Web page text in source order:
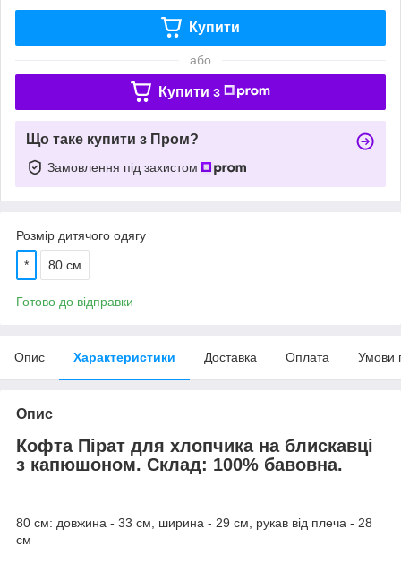
Купити
або
Купити з
Що таке купити з Пром?
Замовлення під захистом
Розмір дитячого одягу
* 80 см
Готово до відправки
Опис Характеристики Доставка Оплата Умови
Опис
Кофта Пірат для хлопчика на блискавці
з капюшоном. Склад: 100% бавовна.
80 см: довжина - 33 см, ширина - 29 см, рукав від плеча - 28
см